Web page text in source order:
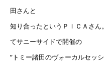
田さんと
知り合ったというＰＩＣＡさ
てサニーサイドで開催の
”トミー諸田のヴォーカルセッ